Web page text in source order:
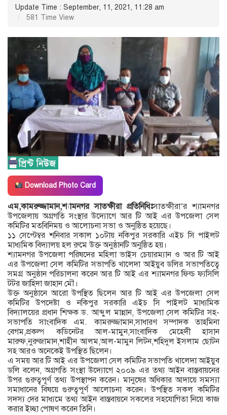
Update Time : September, 11, 2021, 11:28 am
581 Time View
Download Photo Card
এম,কামরুজ্জামান,শ্যামনগর সাতক্ষীরা প্রতিনিধিঃসাতক্ষীরা’র শ্যামনগর
উপজেলায় অগ্রগতি সংস্থার উদ্যোগে আর টি আই এর উপজেলা সেল
কমিটির মতবিনিময় ও আলোচনা সভা ও অনুষ্ঠিত হয়েছে।
১১ সেপ্টেম্বর শনিবার সকাল ১০টায় নকিপুর সরকারি এইচ সি পাইলট
মাধ্যমিক বিদ্যালয় হল রুমে উক্ত অনুষ্ঠানটি অনুষ্ঠিত হয়।
শ্যামনগর উপজেলা পরিষদের মহিলা ভাইস চেয়ারম্যান ও আর টি আই
এর উপজেলা সেল কমিটির সভাপতি খালেদা আইয়ুব ডলির সভাপতিত্বে
সমগ্র অনুষ্ঠান পরিচালনা করেন আর টি আই এর শ্যামনগর ফিল্ড ফ্যসিলি
টটর জাহিদা জাহান মৌ।
উক্ত অনুষ্ঠানে আরো উপস্থিত ছিলেন আর টি আই এর উপজেলা সেল
কমিটির উপদেষ্টা ও নকিপুর সরকারি এইচ সি পাইলট মাধ্যমিক
বিদ্যালয়ের প্রধান শিক্ষক ড. আব্দুল মান্নান, উপজেলা সেল কমিটির সহ-
সভাপতি সাংবাদিক এম. কামরুজ্জামান,সাধারণ সম্পাদক তাহমিনা
বেগম,প্রকল্প কডিনেটর আল-মামুন,সাংবাদিক মেহেদী হাসান
মারুফ,নুরুজামান,শাহীন আলম,আল-মামুন লিটন,শহিদুল ইসলাম ছোটন
সহ আরও অনেকেই উপস্থিত ছিলেন।
এ সময় আর টি আই এর উপজেলা সেল কমিটির সভাপতি খালেদা আইয়ুব
ডলি বলেন, অগ্রগতি সংস্থা উদ্যোগে ২০০৯ এর তথ্য আইন বাস্তবায়নের
উপর গুরুত্বপূর্ণ তথ্য উপস্থাপন করেন। মানুষের অধিকার আদায়ে সমস্যা
সমাধানের বিষয়ে গুরুত্বপূর্ণ আলোচনা করেন। উপস্থিত সকল কমিটির
সদস্য দের মাধ্যমে তথ্য আইন বাস্তবায়নে সকলের সহযোগিতা নিয়ে কাজ
করার ইচ্ছা পোষণ করেন তিনি।